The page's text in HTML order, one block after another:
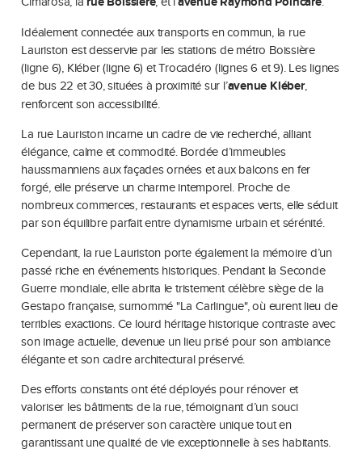
Idéalement connectée aux transports en commun, la rue
Lauriston est desservie par les stations de métro Boissière
(ligne 6), Kléber (ligne 6) et Trocadéro (lignes 6 et 9). Les lignes
de bus 22 et 30, situées à proximité sur l’avenue Kléber,
renforcent son accessibilité.
La rue Lauriston incarne un cadre de vie recherché, alliant
élégance, calme et commodité. Bordée d’immeubles
haussmanniens aux façades ornées et aux balcons en fer
forgé, elle préserve un charme intemporel. Proche de
nombreux commerces, restaurants et espaces verts, elle séduit
par son équilibre parfait entre dynamisme urbain et sérénité.
Cependant, la rue Lauriston porte également la mémoire d’un
passé riche en événements historiques. Pendant la Seconde
Guerre mondiale, elle abrita le tristement célèbre siège de la
Gestapo française, surnommé "La Carlingue", où eurent lieu de
terribles exactions. Ce lourd héritage historique contraste avec
son image actuelle, devenue un lieu prisé pour son ambiance
élégante et son cadre architectural préservé.
Des efforts constants ont été déployés pour rénover et
valoriser les bâtiments de la rue, témoignant d’un souci
permanent de préserver son caractère unique tout en
garantissant une qualité de vie exceptionnelle à ses habitants.